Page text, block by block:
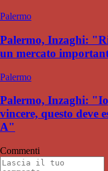
Palermo
Palermo, Inzaghi:
un mercato
Palermo
Palermo, Inzaghi: "Io
vincere, questo deve
A"
Commenti